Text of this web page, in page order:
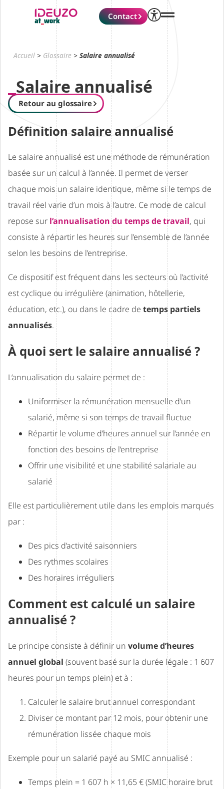
Contact
Accueil > Glossaire >Salaire annualisé
Salaire annualisé
Retour au glossaire
Définition salaire annualisé
Le salaire annualisé est une méthode de rémunération
basée sur un calcul à l’année. Il permet de verser
chaque mois un salaire identique, même si le temps de
travail réel varie d’un mois à l’autre. Ce mode de calcul
repose sur l’annualisation du temps de travail, qui
consiste à répartir les heures sur l’ensemble de l’année
selon les besoins de l’entreprise.
Ce dispositif est fréquent dans les secteurs où l’activité
est cyclique ou irrégulière (animation, hôtellerie,
éducation, etc.), ou dans le cadre de temps partiels
annualisés.
À quoi sert le salaire annualisé ?
L’annualisation du salaire permet de :
Uniformiser la rémunération mensuelle d’un
salarié, même si son temps de travail fluctue
Répartir le volume d’heures annuel sur l’année en
fonction des besoins de l’entreprise
Offrir une visibilité et une stabilité salariale au
salarié
Elle est particulièrement utile dans les emplois marqués
par :
Des pics d’activité saisonniers
Des rythmes scolaires
Des horaires irréguliers
Comment est calculé un salaire
annualisé ?
Le principe consiste à définir un volume d’heures
annuel global (souvent basé sur la durée légale : 1 607
heures pour un temps plein) et à :
Calculer le salaire brut annuel correspondant
Diviser ce montant par 12 mois, pour obtenir une
rémunération lissée chaque mois
Exemple pour un salarié payé au SMIC annualisé :
Temps plein = 1 607 h × 11,65 € (SMIC horaire brut